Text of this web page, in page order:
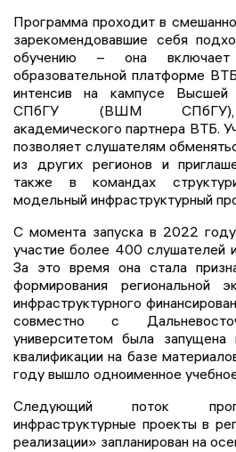
Программа проходит в
зарекомендовавшие себя
обучению – она включает
образовательной платформе
интенсив на кампусе
СПбГУ (ВШМ СПбГУ),
академического партнера ВТБ.
позволяет слушателям
из других регионов и
также в командах
модельный инфраструктурный
С момента запуска в 2022
участие более 400 слушателей
За это время она стала
формирования региональной
инфраструктурного
совместно с
университетом была запущена
квалификации на базе
году вышло одноименное
Следующий поток
инфраструктурные проекты в
реализации» запланирован на